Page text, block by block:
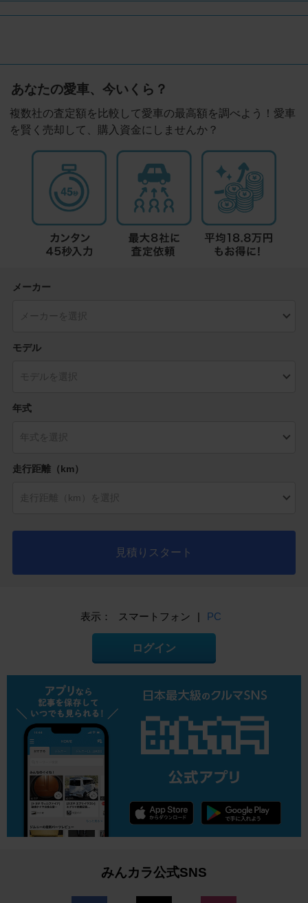
あなたの愛車、今いくら？
複数社の査定額を比較して愛車の最高額を調べよう！愛車
を賢く売却して、購入資金にしませんか？
メーカー
モデル
年式
走行距離（km）
見積りスタート
表示： スマートフォン PC
ログイン
みんカラ公式SNS